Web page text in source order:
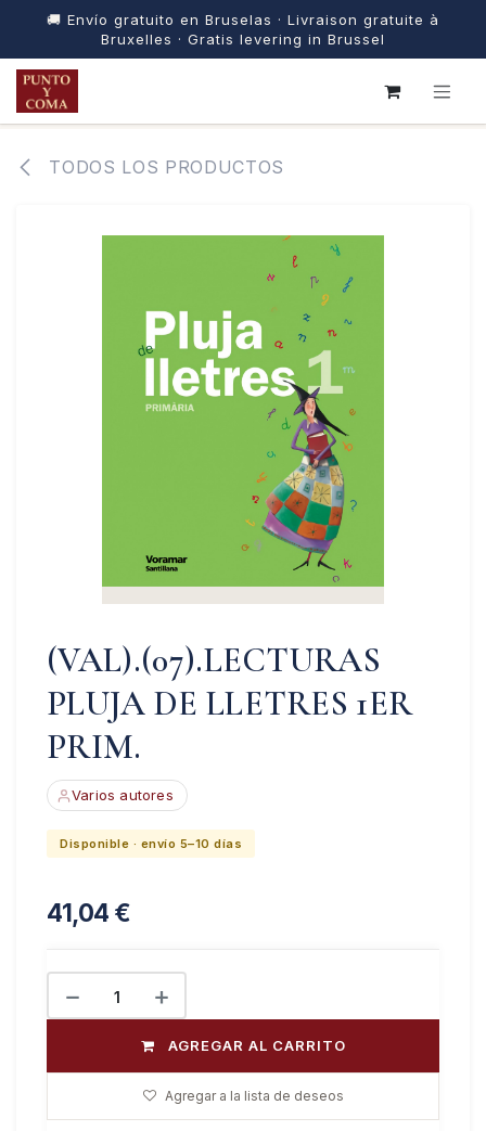
🚚 Envío gratuito en Bruselas · Livraison gratuite à
Bruxelles · Gratis levering in Brussel
IR AL CONTENIDO
TODOS LOS PRODUCTOS
(VAL).(07).LECTURAS
PLUJA DE LLETRES 1ER
PRIM.
Varios autores
Disponible · envío 5–10 días
41,04 €
AGREGAR AL CARRITO
Agregar a la lista de deseos